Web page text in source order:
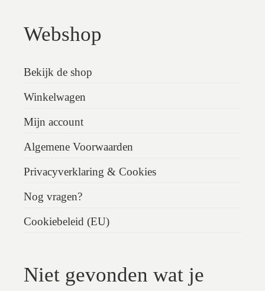
Webshop
Bekijk de shop
Winkelwagen
Mijn account
Algemene Voorwaarden
Privacyverklaring & Cookies
Nog vragen?
Cookiebeleid (EU)
Niet gevonden wat je